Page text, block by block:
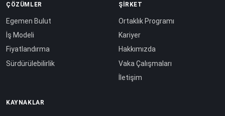
ÇÖZÜMLER
Egemen Bulut
İş Modeli
Fiyatlandırma
Sürdürülebilirlik
ŞIRKET
Ortaklık Programı
Kariyer
Hakkımızda
Vaka Çalışmaları
İletişim
KAYNAKLAR